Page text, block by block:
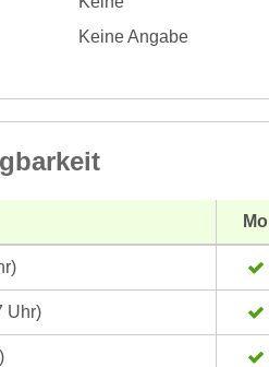
Keine Angabe
Mo
Uhr)